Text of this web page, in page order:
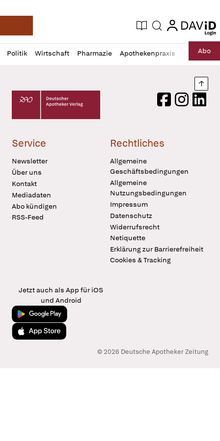
Deutsche Apotheker Zeitung
Aktuelle Ausgabe
Suche login
login
Politik Wirtschaft Pharmazie Apothekenpraxis RechtAbo
Profil
öffnen
Daz
Pur
Deutscher Apotheker Verlag Logo
FacebookInstagram
Service
Newsletter
Über uns
Kontakt
Mediadaten
Abo kündigen
RSS-Feed
Rechtliches
Allgemeine
Geschäftsbedingungen
Allgemeine
Nutzungsbedingungen
Impressum
Datenschutz
Widerrufsrecht
Netiquette
Erklärung zur Barrierefreiheit
Cookies & Tracking
Jetzt auch als App für iOS
und Android
Jetzt bei Google Play
Laden im App Store
© 2026 Deutsche Apotheker Zeitung